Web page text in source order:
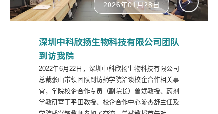
2026年01月28日
深圳中科欣扬生物科技有限公司团队
到访我院
2022年6月22日，深圳中科欣扬生物科技有限公司
总裁张山带领团队到访药学院洽谈校企合作相关事
宜，学院校企合作专员（副院长）曾斌教授、药剂
学教研室丁平田教授、校企合作中心游杰舒主任及